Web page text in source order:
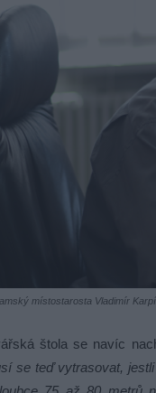
místostarosta Vladimír
štola se navíc
se teď vytrasovat,